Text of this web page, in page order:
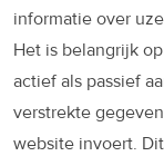
informatie over
Het is belangrijk
actief als passief
verstrekte
website invoert.